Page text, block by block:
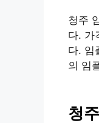
청주
다. 가
다. 임
의 임
청